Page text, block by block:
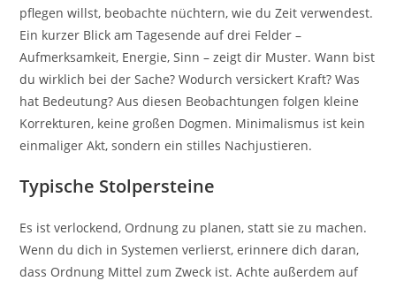
pflegen willst, beobachte nüchtern, wie du Zeit verwendest.
Ein kurzer Blick am Tagesende auf drei Felder –
Aufmerksamkeit, Energie, Sinn – zeigt dir Muster. Wann bist
du wirklich bei der Sache? Wodurch versickert Kraft? Was
hat Bedeutung? Aus diesen Beobachtungen folgen kleine
Korrekturen, keine großen Dogmen. Minimalismus ist kein
einmaliger Akt, sondern ein stilles Nachjustieren.
Typische Stolpersteine
Es ist verlockend, Ordnung zu planen, statt sie zu machen.
Wenn du dich in Systemen verlierst, erinnere dich daran,
dass Ordnung Mittel zum Zweck ist. Achte außerdem auf